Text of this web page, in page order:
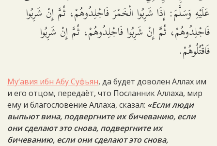
عَلَيْهِ وَسَلَّمَ: إِذَا شَرِبُوا الْخَمْرَ فَاجْلِدُوهُمْ، ثُمَّ إِنْ شَرِبُوا
فَاجْلِدُوهُمْ، ثُمَّ إِنْ شَرِبُوا فَاجْلِدُوهُمْ، ثُمَّ إِنْ شَرِبُوا
فَاقْتُلُوهُمْ.
Му‘авия ибн Абу Суфьян, да будет доволен Аллах им
и его отцом, передаёт, что Посланник Аллаха, мир
ему и благословение Аллаха, сказал: «Если люди
выпьют вина, подвергните их бичеванию, если
они сделают это снова, подвергните их
бичеванию, если они сделают это снова,